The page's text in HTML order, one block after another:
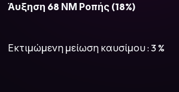
Άυξηση 68 ΝΜ Ροπής (18%)
Εκτιμώμενη μείωση καυσίμου : 3 %